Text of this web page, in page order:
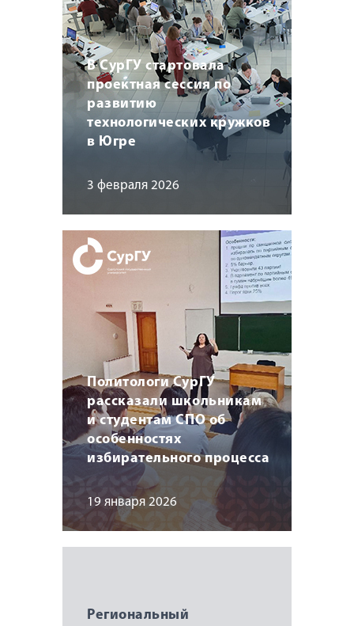
В СурГУ стартовала
проектная сессия по
развитию
технологических кружков
в Югре
3 февраля 2026
Политологи СурГУ
рассказали школьникам
и студентам СПО об
особенностях
избирательного процесса
19 января 2026
Региональный